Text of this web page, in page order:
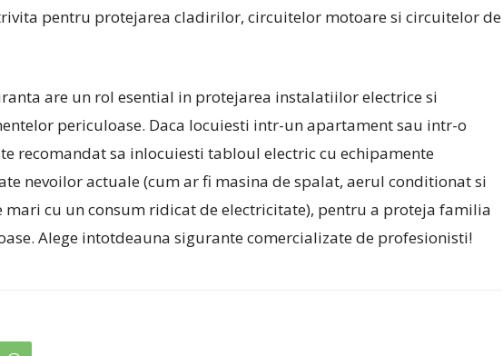
pentru protejarea cladirilor, circuitelor motoare si circuitelor de
are un rol esential in protejarea instalatiilor electrice si
periculoase. Daca locuiesti intr-un apartament sau intr-o
recomandat sa inlocuiesti tabloul electric cu echipamente
nevoilor actuale (cum ar fi masina de spalat, aerul conditionat si
mari cu un consum ridicat de electricitate), pentru a proteja familia
Alege intotdeauna sigurante comercializate de profesionisti!